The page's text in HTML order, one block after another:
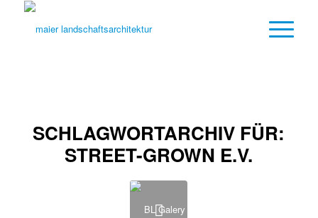
SCHLAGWORTARCHIV FÜR:
STREET-GROWN E.V.